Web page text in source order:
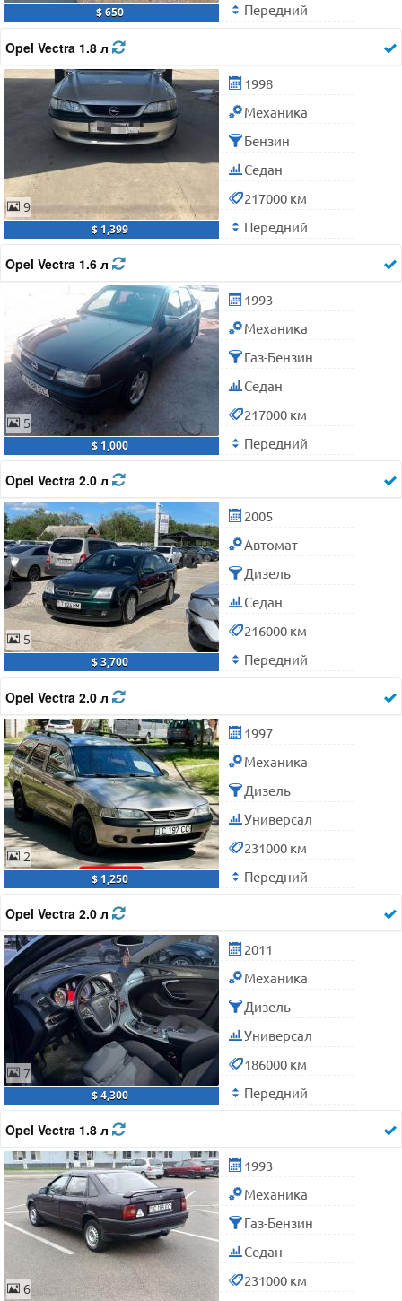
$ 650
Передний
Opel Vectra 1.8 л
9
$ 1,399
1998
Механика
Бензин
Седан
217000 км
Передний
Opel Vectra 1.6 л
5
$ 1,000
1993
Механика
Газ-Бензин
Седан
217000 км
Передний
Opel Vectra 2.0 л
5
$ 3,700
2005
Автомат
Дизель
Седан
216000 км
Передний
Opel Vectra 2.0 л
2
$ 1,250
1997
Механика
Дизель
Универсал
231000 км
Передний
Opel Vectra 2.0 л
7
$ 4,300
2011
Механика
Дизель
Универсал
186000 км
Передний
Opel Vectra 1.8 л
6
1993
Механика
Газ-Бензин
Седан
231000 км